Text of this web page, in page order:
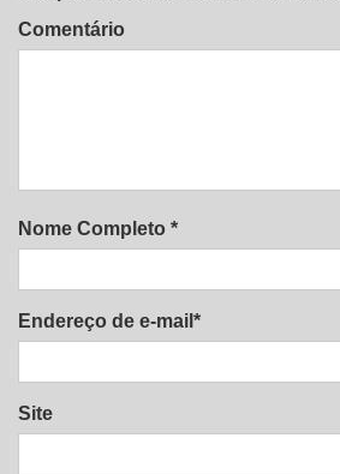
Comentário
Nome Completo *
Endereço de e-mail*
Site